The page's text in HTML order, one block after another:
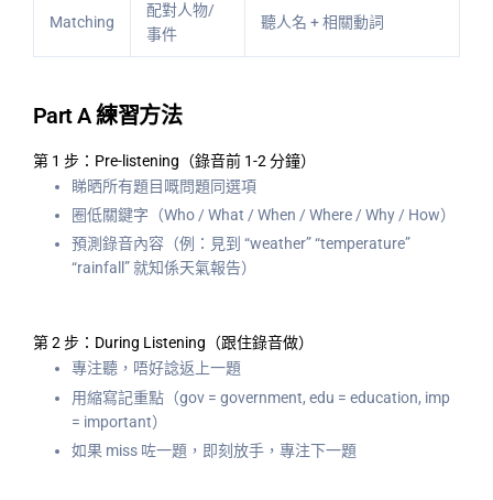
Matching
配對人物/
事件
聽人名 + 相關動詞
Part A 練習方法
第 1 步：Pre-listening（錄音前 1-2 分鐘）
睇晒所有題目嘅問題同選項
圈低關鍵字（Who / What / When / Where / Why / How）
預測錄音內容（例：見到 “weather” “temperature”
“rainfall” 就知係天氣報告）
第 2 步：During Listening（跟住錄音做）
專注聽，唔好諗返上一題
用縮寫記重點（gov = government, edu = education, imp
= important）
如果 miss 咗一題，即刻放手，專注下一題